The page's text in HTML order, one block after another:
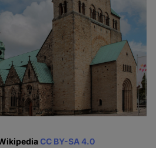
CC BY-SA 4.0